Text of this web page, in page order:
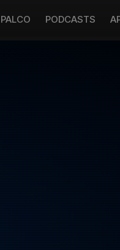
PALCO PODCASTS